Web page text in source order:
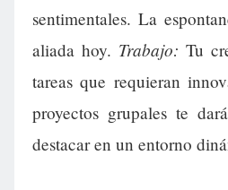
sentimentales. La
aliada hoy. Trabajo: Tu
tareas que requieran
proyectos grupales te
destacar en un entorno